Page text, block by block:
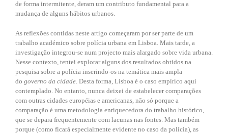
de forma intermitente, deram um contributo fundamental para a
mudança de alguns hábitos urbanos.
As reflexões contidas neste artigo começaram por ser parte de um
trabalho académico sobre polícia urbana em Lisboa. Mais tarde, a
investigação integrou-se num projecto mais alargado sobre vida urbana.
Nesse contexto, tentei explorar alguns dos resultados obtidos na
pesquisa sobre a polícia inserindo-os na temática mais ampla
do governo da cidade. Desta forma, Lisboa é o caso empírico aqui
contemplado. No entanto, nunca deixei de estabelecer comparações
com outras cidades européias e americanas, não só porque a
comparação é uma metodologia enriquecedora do trabalho histórico,
que se depara frequentemente com lacunas nas fontes. Mas também
porque (como ficará especialmente evidente no caso da polícia), as